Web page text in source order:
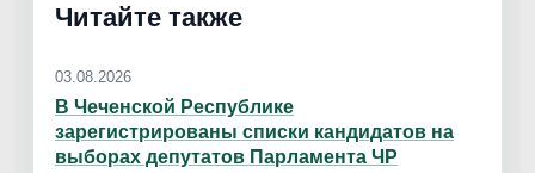
Читайте также
03.08.2026
В Чеченской Республике
зарегистрированы списки кандидатов на
выборах депутатов Парламента ЧР